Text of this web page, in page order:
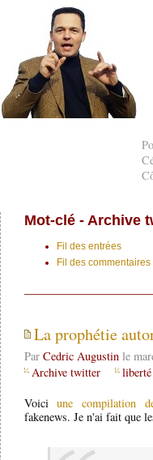
Mot-clé - Archive
Fil des entrées
Fil des commentaires
La prophétie
Par Cedric Augustinle
Archive twitter
Voiciune compilation
fakenews. Je n'ai fait que